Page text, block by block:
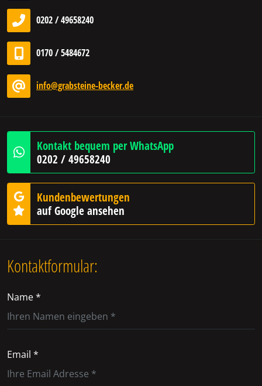
0202 / 49658240
0170 / 5484672
info@grabsteine-becker.de
Kontakt bequem per WhatsApp
0202 / 49658240
Kundenbewertungen
auf Google ansehen
Kontaktformular:
Name *
Email *